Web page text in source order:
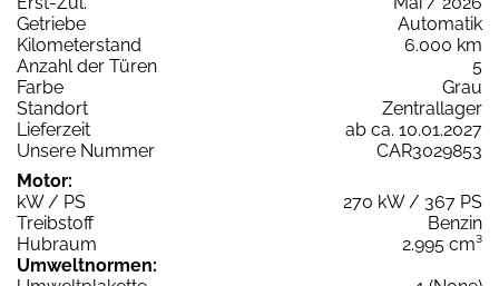
Getriebe
Automatik
Kilometerstand
6.000 km
Anzahl der Türen
5
Farbe
Grau
Standort
Zentrallager
Lieferzeit
ab ca. 10.01.2027
Unsere Nummer
CAR3029853
Motor:
kW / PS
270 kW / 367 PS
Treibstoff
Benzin
Hubraum
2.995 cm³
Umweltnormen: